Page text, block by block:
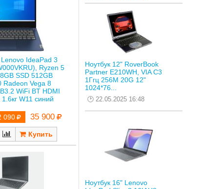
IdeaPad 3
Ryzen 5
SSD 512GB
Radeon Vega 8
WiFi BT HDMI
W11 синий
090 35 900
Ноутбук 12" RoverBook
Partner E210WH, VIA C3
1Ггц 256M 20G 12"
1024*76...
22.05.2025 16:48
Ноутбук 16" Lenovo